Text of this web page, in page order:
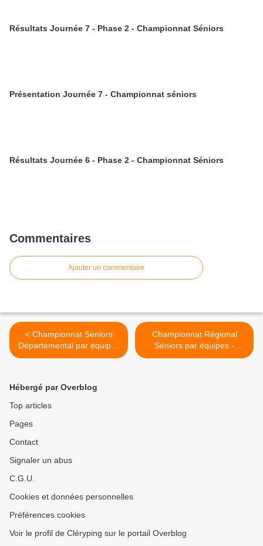
Résultats Journée 7 - Phase 2 - Championnat Séniors
Présentation Journée 7 - Championnat séniors
Résultats Journée 6 - Phase 2 - Championnat Séniors
Commentaires
Ajouter un commentaire
< Championnat Séniors
Départemental par équipes
- Journée 3 - Phase 2
Championnat Régional
Séniors par équipes -
Journée 3 >
Hébergé par Overblog
Top articles
Pages
Contact
Signaler un abus
C.G.U.
Cookies et données personnelles
Préférences cookies
Voir le profil de Cléryping sur le portail Overblog